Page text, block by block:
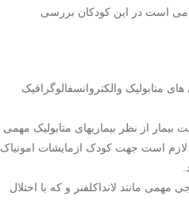
است در این کودکان بررسی
والکتروانسفالوگرافیک
از نظر بیماریهای متابولیک مهمی
لازم است جهت کودک ازمایشات امونیاک
مانند لانداکلفنر و که با اختلال